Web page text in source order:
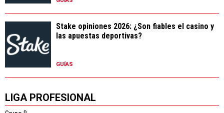
Stake opiniones 2026: ¿Son fiables el casino y
las apuestas deportivas?
GUÍAS
LIGA PROFESIONAL